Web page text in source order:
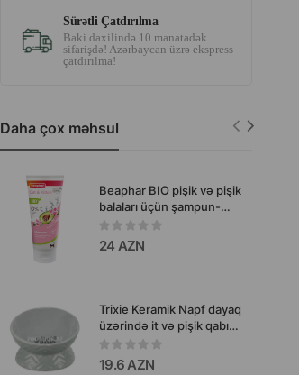
Sürətli Çatdırılma
Baki daxilində 10 manatadək
sifarişdə! Azərbaycan üzrə ekspress
çatdırılma!
Daha çox məhsul
Beaphar BIO pişik və pişik
balaları üçün şampun-
zərif və təhlükəsiz qulluq
üçün yaradılmış, təbii
ingredientlərə əsaslanan
24 AZN
Trixie Keramik Napf dayaq
üzərində it və pişik qabı
Rəng:Açıq boz
Həcm:350ml. #24809.
19.6 AZN